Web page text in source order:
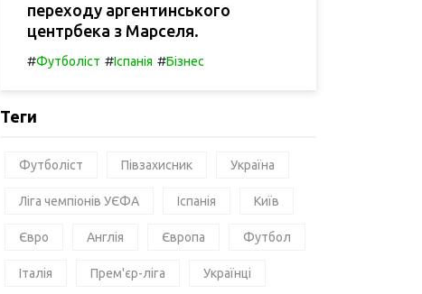
переходу аргентинського
центрбека з Марселя.
#Футболіст #Іспанія #Бізнес
Теги
Футболіст Півзахисник Україна
Ліга чемпіонів УЄФА Іспанія Київ
Євро Англія Європа Футбол
Італія Прем'єр-ліга Українці